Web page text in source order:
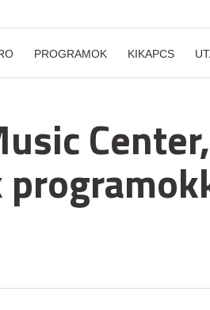
PROGRAMOK KIKAPCS
Center,